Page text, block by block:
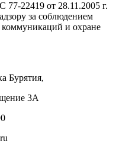
22419 от 28.11.2005 г.
за соблюдением
коммуникаций и охране
Бурятия,
3А